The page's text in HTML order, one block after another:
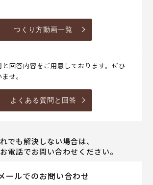
つくり方動画一覧
回答内容をご用意しております。ぜひ
せ。
よくある質問と回答
でも解決しない場合は、
電話でお問い合わせください。
ールでのお問い合わせ